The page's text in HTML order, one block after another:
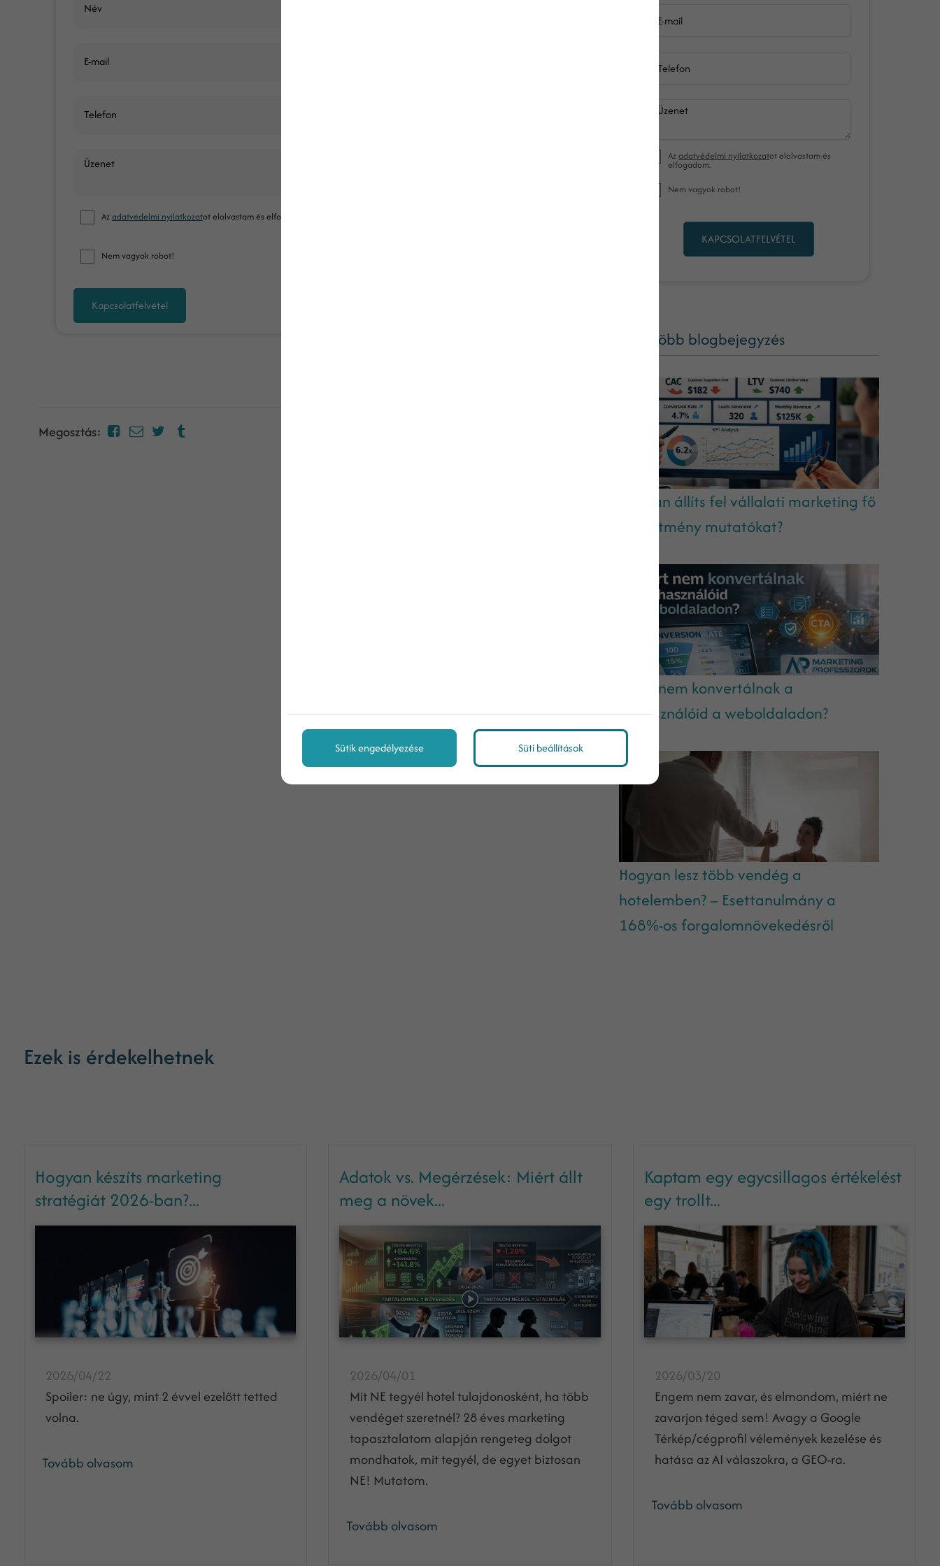
Név
E-mail
Telefon
Üzenet
Azadatvédelmi nyilatkozatot elolvastam és elfogadom.
Nem vagyok robot!
Kapcsolatfelvétel
Megosztás:
E-mail
Telefon
Üzenet
Azadatvédelmi nyilatkozatot elolvastam és
elfogadom.
Nem vagyok robot!
KAPCSOLATFELVÉTEL
Még több blogbejegyzés
Hogyan állíts fel vállalati marketing fő
teljesítmény mutatókat?
Miért nem konvertálnak a
felhasználóid a weboldaladon?
Hogyan lesz több vendég a
hotelemben? – Esettanulmány a
168%-os forgalomnövekedésről
Ezek is érdekelhetnek
Hogyan készíts marketing
stratégiát 2026-ban?...
2026/04/22
Spoiler: ne úgy, mint 2 évvel ezelőtt tetted
volna.
Tovább olvasom
Adatok vs. Megérzések: Miért állt
meg a növek...
2026/04/01
Mit NE tegyél hotel tulajdonosként, ha több
vendéget szeretnél? 28 éves marketing
tapasztalatom alapján rengeteg dolgot
mondhatok, mit tegyél, de egyet biztosan
NE! Mutatom.
Tovább olvasom
Kaptam egy egycsillagos értékelést
egy trollt...
2026/03/20
Engem nem zavar, és elmondom, miért ne
zavarjon téged sem! Avagy a Google
Térkép/cégprofil vélemények kezelése és
hatása az AI válaszokra, a GEO-ra.
Tovább olvasom
Sütik engedélyezése Süti beállítások